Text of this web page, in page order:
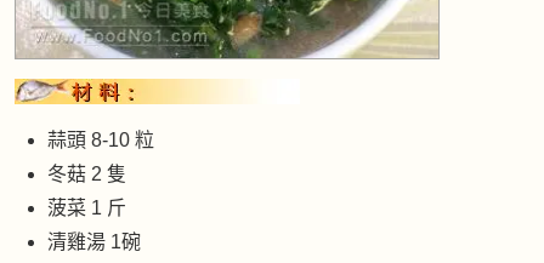
蒜頭 8-10 粒
冬菇 2 隻
菠菜 1 斤
清雞湯 1碗